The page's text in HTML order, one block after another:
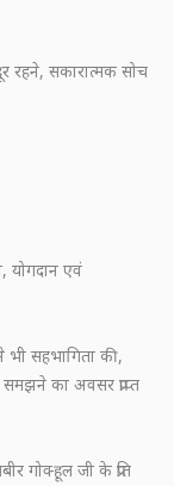
रहने, सकारात्मक सोच
योगदान एवं
भी सहभागिता की,
का अवसर प्राप्त
गोक्हूल जी के प्रति